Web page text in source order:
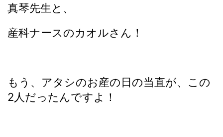
真琴先生と、
産科ナースのカオルさん！
もう、アタシのお産の日の当直が、この
2人だったんですよ！